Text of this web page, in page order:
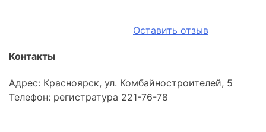
Оставить отзыв
Контакты
Адрес: Красноярск, ул. Комбайностроителей, 5
Телефон: регистратура 221-76-78